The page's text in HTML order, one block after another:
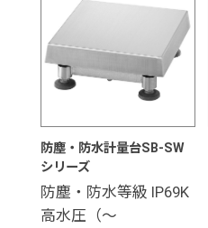
防塵・防水計量台SB-SW
シリーズ
防塵・防水等級 IP69K
高水圧（～